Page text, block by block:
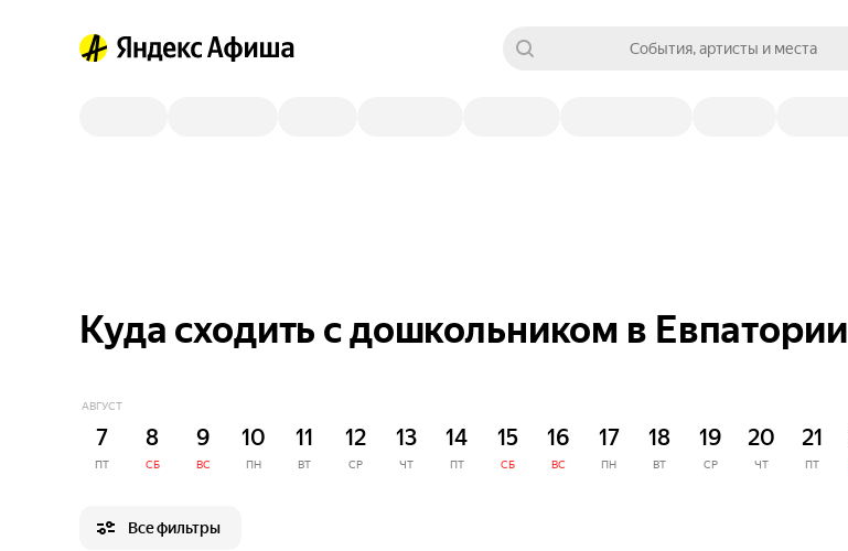
События, артисты и места
Куда сходить с дошкольником в Евпатории
АВГУСТ
7
ПТ
8
СБ
9
ВС
10
ПН
11
ВТ
12
СР
13
ЧТ
14
ПТ
15
СБ
16
ВС
17
ПН
18
ВТ
19
СР
20
ЧТ
21
ПТ
Все фильтры